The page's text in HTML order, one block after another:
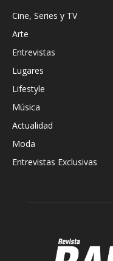
Cine, Series y TV
Arte
Entrevistas
Lugares
Lifestyle
Música
Actualidad
Moda
Entrevistas Exclusivas